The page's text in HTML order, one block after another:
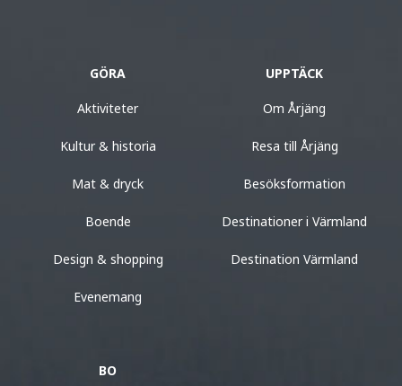
GÖRA
Aktiviteter
Kultur & historia
Mat & dryck
Boende
Design & shopping
Evenemang
UPPTÄCK
Om Årjäng
Resa till Årjäng
Besöksformation
Destinationer i Värmland
Destination Värmland
BO